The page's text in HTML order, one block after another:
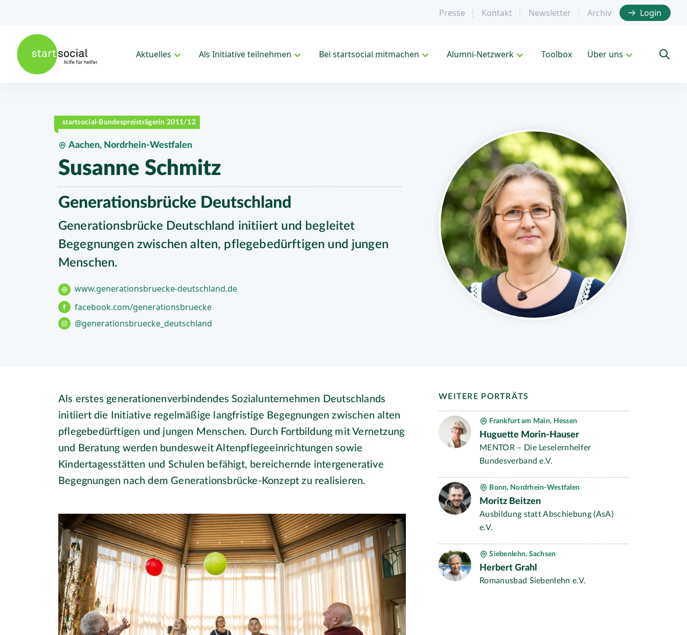
Presse Kontakt Newsletter Archiv Login
Aktuelles Als Initiative teilnehmen Bei startsocial mitmachen Alumni-Netzwerk Toolbox Über uns
startsocial-Bundespreisträgerin 2011/12
Aachen, Nordrhein-Westfalen
Susanne Schmitz
Generationsbrücke Deutschland
Generationsbrücke Deutschland initiiert und begleitet
Begegnungen zwischen alten, pflegebedürftigen und jungen
Menschen.
www.generationsbruecke-deutschland.de
facebook.com/generationsbruecke
@generationsbruecke_deutschland
Als erstes generationenverbindendes Sozialunternehmen Deutschlands
initiiert die Initiative regelmäßige langfristige Begegnungen zwischen alten
pflegebedürftigen und jungen Menschen. Durch Fortbildung mit Vernetzung
und Beratung werden bundesweit Altenpflegeeinrichtungen sowie
Kindertagesstätten und Schulen befähigt, bereichernde intergenerative
Begegnungen nach dem Generationsbrücke-Konzept zu realisieren.
WEITERE PORTRÄTS
Frankfurt am Main, Hessen
Huguette Morin-Hauser
MENTOR – Die Leselernhelfer
Bundesverband e.V.
Bonn, Nordrhein-Westfalen
Moritz Beitzen
Ausbildung statt Abschiebung (AsA)
e.V.
Siebenlehn, Sachsen
Herbert Grahl
Romanusbad Siebenlehn e.V.